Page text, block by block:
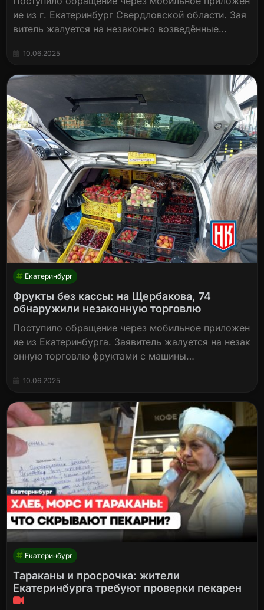
ие из г. Екатеринбург Свердловской области. Зая
витель жалуется на незаконно возведённые…
10.06.2025
Екатеринбург
Фрукты без кассы: на Щербакова, 74
обнаружили незаконную торговлю
Поступило обращение через мобильное приложен
ие из Екатеринбурга. Заявитель жалуется на незак
онную торговлю фруктами с машины…
10.06.2025
Екатеринбург
Тараканы и просрочка: жители
Екатеринбурга требуют проверки пекарен